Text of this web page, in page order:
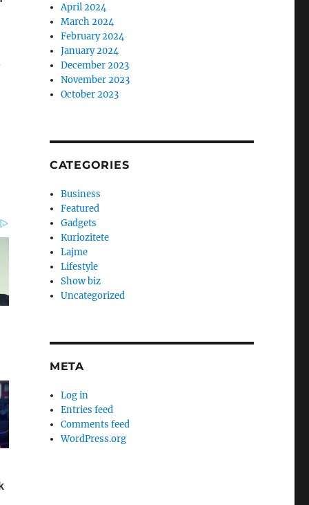
April 2024
March 2024
February 2024
January 2024
December 2023
November 2023
October 2023
CATEGORIES
Business
Featured
Gadgets
Kuriozitete
Lajme
Lifestyle
Show biz
Uncategorized
META
Log in
Entries feed
Comments feed
WordPress.org